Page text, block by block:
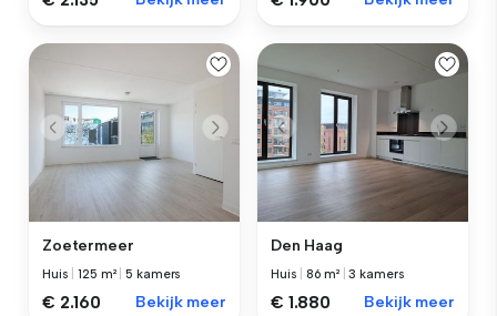
Zoetermeer
Huis |125 m² |5 kamers
€ 2.160 Bekijk meer
Den Haag
Huis |86 m² |3 kamers
€ 1.880 Bekijk meer